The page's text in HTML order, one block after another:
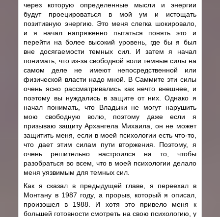
через которую определенные мысли и энергии
будут проецироваться в мой ум и истощать
позитивную энергию. Это меня слегка шокировало,
и я начал напряженно пытаться понять это и
перейти на более высокий уровень, где бы я был
вне досягаемости темных сил. И затем я начал
понимать, что из-за свободной воли темные силы на
самом деле не имеют непосредственной или
физической власти надо мной. В Саммите эти силы
очень ясно рассматривались как нечто внешнее, и
поэтому вы нуждались в защите от них. Однако я
начал понимать, что Владыки не могут нарушить
мою свободную волю, поэтому даже если я
призываю защиту Архангела Михаила, он не может
защитить меня, если в моей психологии есть что-то,
что дает этим силам пути вторжения. Поэтому, я
очень решительно настроился на то, чтобы
разобраться во всем, что в моей психологии делало
меня уязвимым для темных сил.
Как я сказал в предыдущей главе, я переехал в
Монтану в 1987 году, а прорыв, который я описал,
произошел в 1988. И хотя это привело меня к
большей готовности смотреть на свою психологию, у